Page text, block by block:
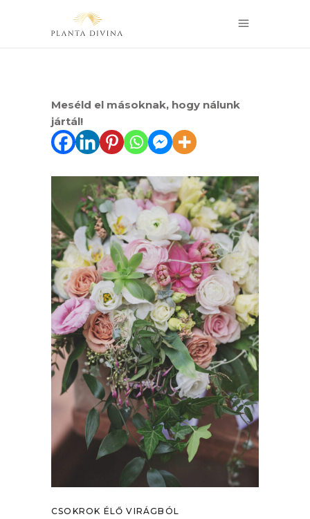
Meséld el másoknak, hogy nálunk
jártál!
CSOKROK ÉLŐ VIRÁGBÓL